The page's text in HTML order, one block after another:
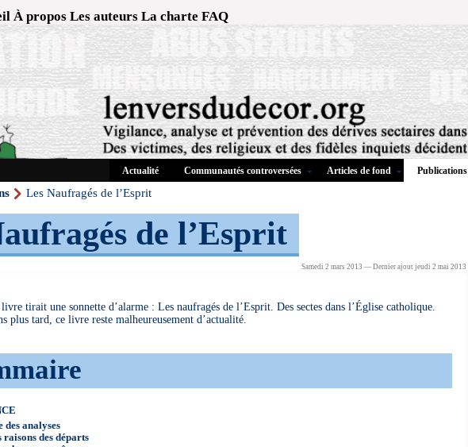
À propos Les auteurs La charte FAQ
Actualité Communautés controversées Articles de fond Publications
Les Naufragés de l’Esprit
de l’Esprit
Samedi 2 mars 2013 — Dernier ajout jeudi 2 mai 2013
tirait une sonnette d’alarme : Les naufragés de l’Esprit. Des sectes dans l’Église catholique.
plus tard, ce livre reste malheureusement d’actualité.
des analyses
raisons des départs